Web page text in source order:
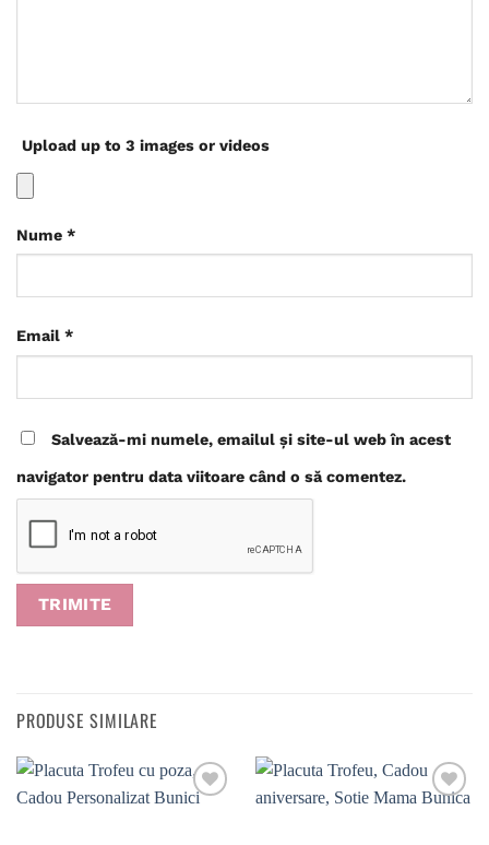
Upload up to 3 images or videos
Nume *
Email *
Salvează-mi numele, emailul și site-ul web în acest
navigator pentru data viitoare când o să comentez.
PRODUSE SIMILARE